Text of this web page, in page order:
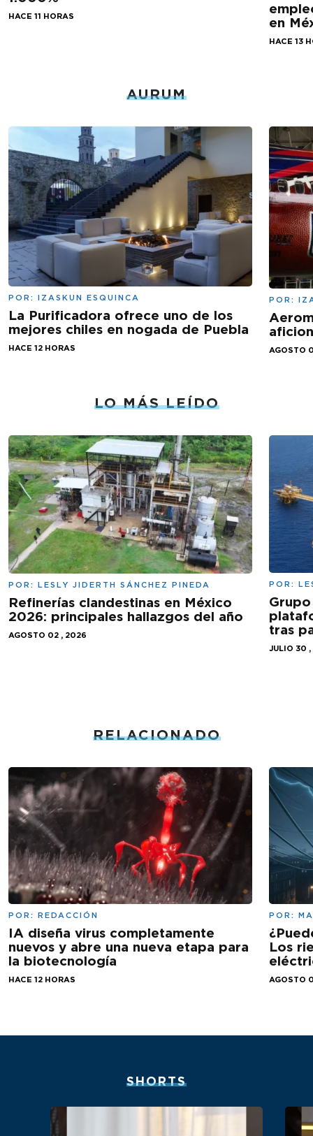
HACE 11 HORAS
en
HACE 13
AURUM
POR: IZASKUN ESQUINCA
La Purificadora ofrece uno de los
mejores chiles en nogada de Puebla
HACE 12 HORAS
POR:
AGOSTO
LO MÁS LEÍDO
POR: LESLY JIDERTH SÁNCHEZ PINEDA
Refinerías clandestinas en México
2026: principales hallazgos del año
AGOSTO 02 , 2026
POR:
tras
JULIO 30
RELACIONADO
POR: REDACCIÓN
IA diseña virus completamente
nuevos y abre una nueva etapa para
la biotecnología
HACE 12 HORAS
POR:
Los
AGOSTO
SHORTS